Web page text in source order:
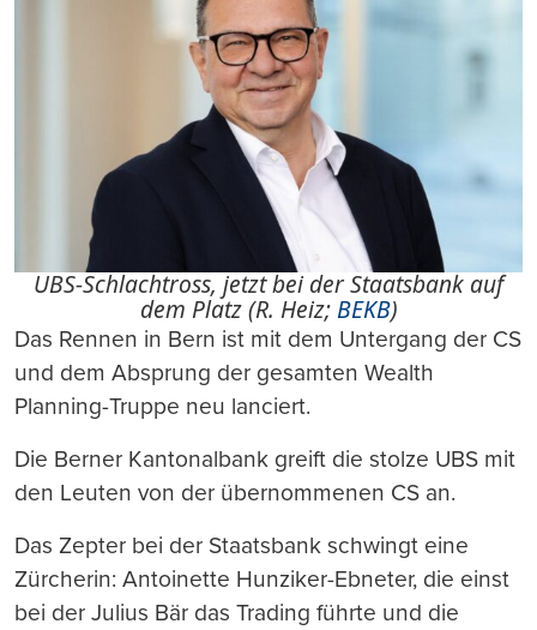
UBS-Schlachtross, jetzt bei der Staatsbank auf
dem Platz (R. Heiz;BEKB)
Das Rennen in Bern ist mit dem Untergang der CS
und dem Absprung der gesamten Wealth
Planning-Truppe neu lanciert.
Die Berner Kantonalbank greift die stolze UBS mit
den Leuten von der übernommenen CS an.
Das Zepter bei der Staatsbank schwingt eine
Zürcherin: Antoinette Hunziker-Ebneter, die einst
bei der Julius Bär das Trading führte und die